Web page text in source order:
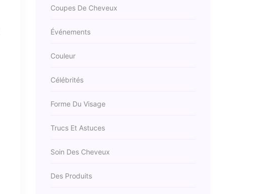
Coupes De Cheveux
Événements
Couleur
Célébrités
Forme Du Visage
Trucs Et Astuces
Soin Des Cheveux
Des Produits